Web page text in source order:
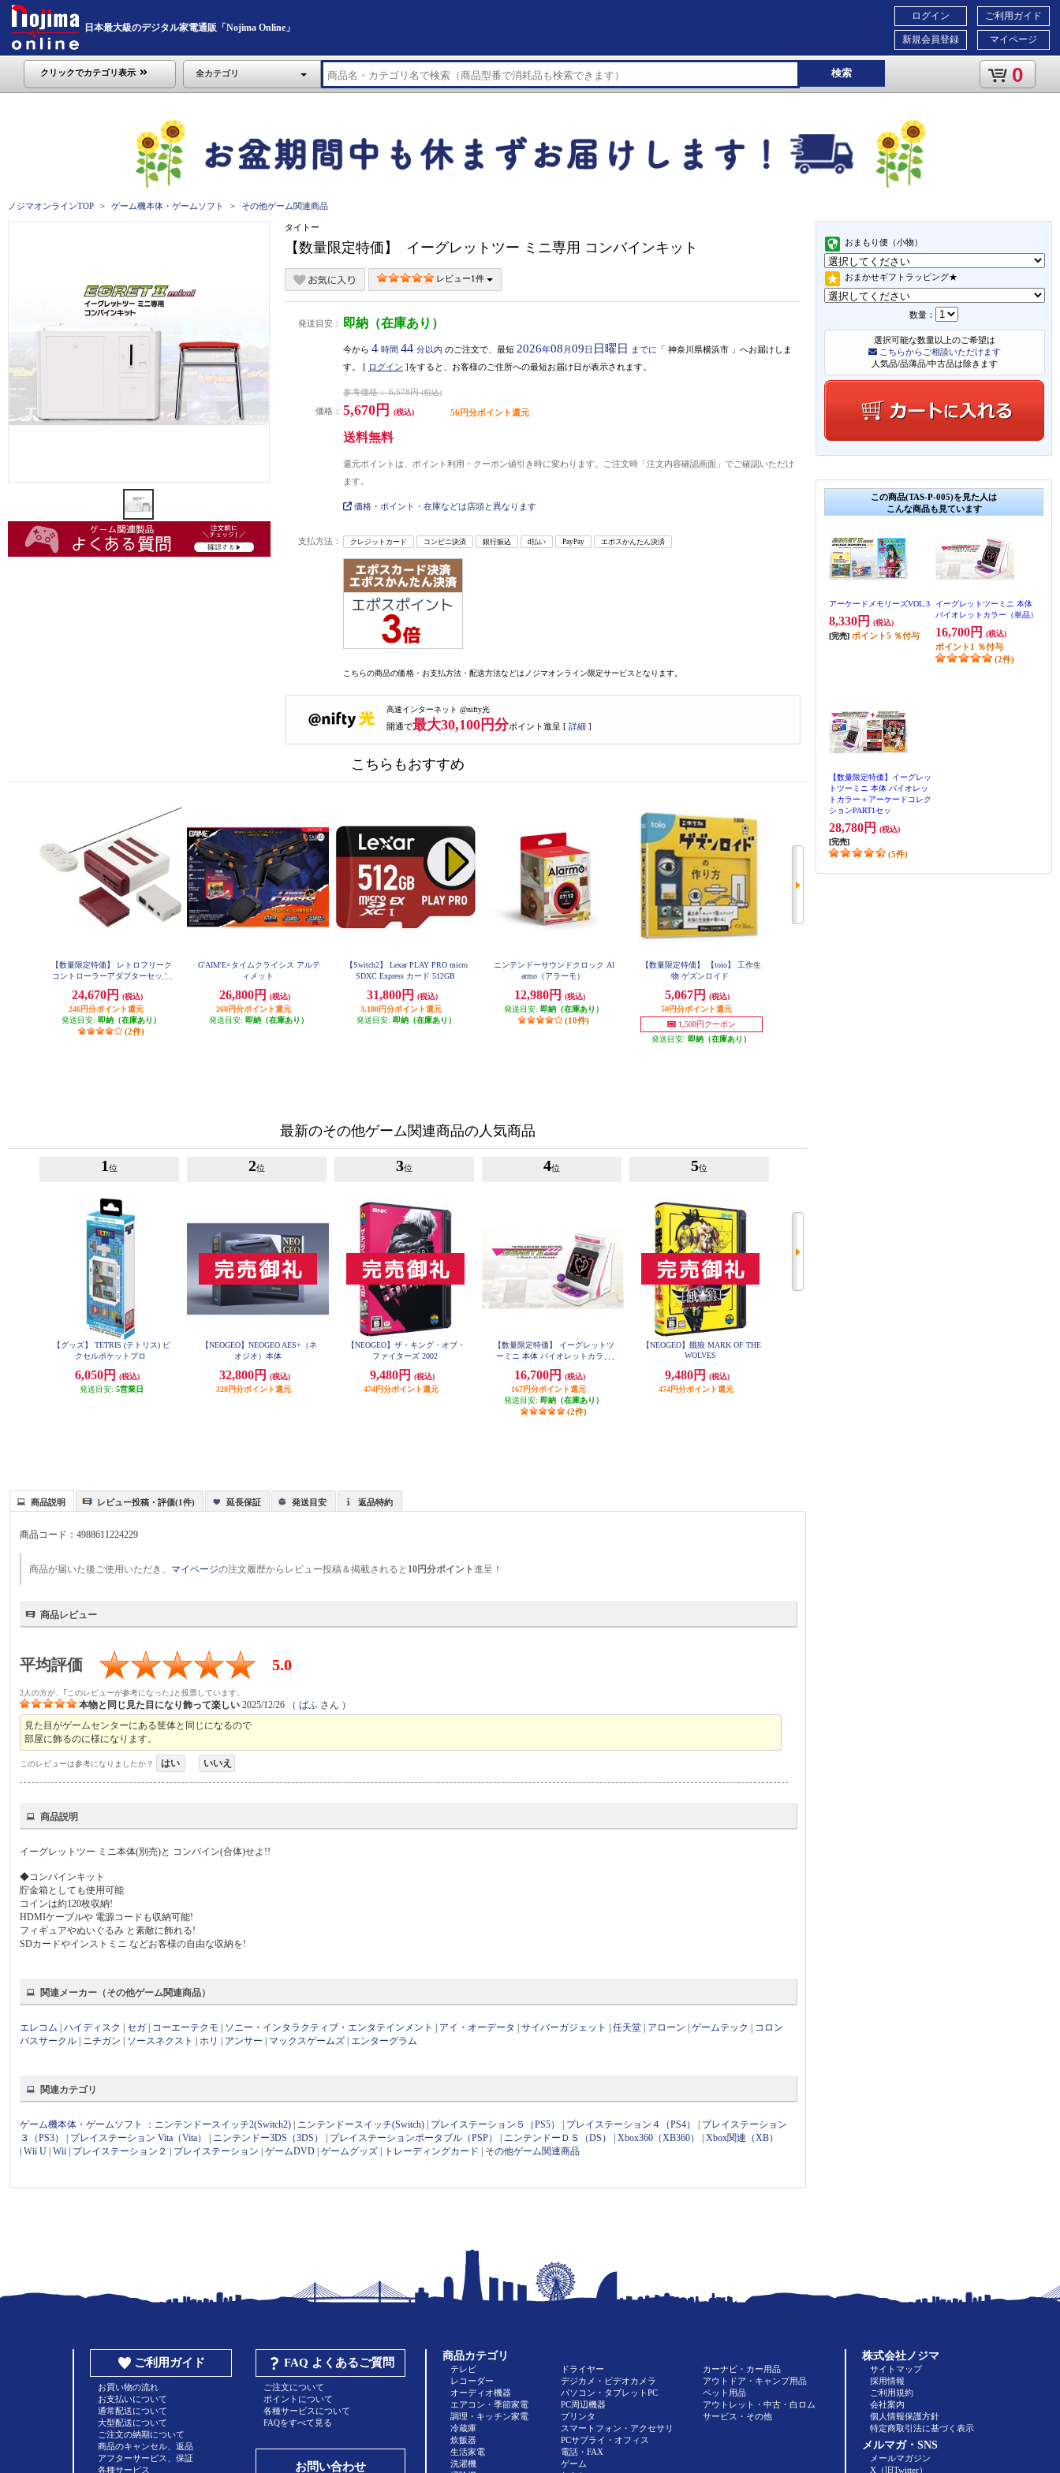
日本最大級のデジタル家電通販「Nojima Online」
ご利用ガイド
マイページ
ログイン
新規会員登録
クリックでカテゴリ表示 全カテゴリ 検索 0
ノジマオンラインTOP ゲーム機本体・ゲームソフト その他ゲーム関連商品
おまもり便（小物）
おまかせギフトラッピング★
数量：
選択可能な数量以上のご希望は
こちらからご相談いただけます
人気品/品薄品/中古品は除きます
この商品(TAS-P-005)を見た人は
こんな商品も見ています
アーケードメモリーズVOL.3
8,330円
(税込)
[完売] ポイント5 ％付与
イーグレットツーミニ 本体
バイオレットカラー（単品）
16,700円 (税込)
ポイント 1 ％付与
(2件)
【数量限定特価】イーグレッ
トツーミニ 本体 バイオレッ
トカラー＋アーケードコレク
ションPART1セッ
28,780円
(税込)
[完売]
(5件)
タイトー
【数量限定特価】 イーグレットツー ミニ専用 コンバインキット
レビュー1件
発送目安： 即納（在庫あり）
今から 4 時間 44 分以内 のご注文で、最短 2026年08 月09日 日曜日 までに 「 神奈川県横浜市 」 へお届けしま
す。 [ ログイン ]をすると、お客様のご住所への最短お届け日が表示されます。
価格：
参考価格： 6,578円(税込)
5,670円 (税込) 56円分ポイント還元
送料無料
還元ポイントは、ポイント利用・クーポン値引き時に変わります。ご注文時「注文内容確認画面」でご確認いただけ
ます。
価格・ポイント・在庫などは店頭と異なります
支払方法： クレジットカード コンビニ決済 銀行振込 d払い PayPay エポスかんたん決済
こちらの商品の価格・お支払方法・配送方法などはノジマオンライン限定サービスとなります。
高速インターネット @nifty光
開通で最大30,100円分ポイント進呈 [ 詳細 ]
こちらもおすすめ
【数量限定特価】 レトロフリーク
コントローラーアダプターセット
24,670円
(税込)
246円分ポイント還元
発送目安: 即納（在庫あり）
(2件)
G'AIM'E×タイムクライシス アルテ
ィメット
26,800円
(税込)
268円分ポイント還元
発送目安: 即納（在庫あり）
【Switch2】 Lexar PLAY PRO micro
SDXC Express カード 512GB
31,800円
(税込)
3,180円分ポイント還元
発送目安: 即納（在庫あり）
ニンテンドーサウンドクロック Al
armo（アラーモ）
12,980円
(税込)
発送目安: 即納（在庫あり）
(10件)
【数量限定特価】 【toio】 工作生
物 ゲズンロイド
5,067円
(税込)
50円分ポイント還元
1,500円クーポン
発送目安: 即納（在庫あり）
最新のその他ゲーム関連商品の人気商品
1 位
【グッズ】 TETRIS (テトリス) ピ
クセルポケットプロ
6,050円
(税込)
発送目安: 5営業日
2位
【NEOGEO】NEOGEO AES+（ネ
オジオ）本体
32,800円
(税込)
328円分ポイント還元
3位
【NEOGEO】ザ・キング・オブ・
ファイターズ 2002
9,480円
(税込)
474円分ポイント還元
4位
【数量限定特価】 イーグレットツ
ーミニ 本体 バイオレットカラー
16,700円
(税込)
167円分ポイント還元
発送目安: 即納（在庫あり）
(2件)
5位
【NEOGEO】餓狼 MARK OF THE
WOLVES
9,480円
(税込)
474円分ポイント還元
商品説明 レビュー投稿・評価(1件) 延長保証 発送目安 返品特約
商品コード：4988611224229
商品が届いた後ご使用いただき、 マイページの注文履歴からレビュー投稿＆掲載されると 10円分ポイント進呈！
商品レビュー
平均評価 5.0
2人の方が、｢このレビューが参考になった｣と投票しています。
本物と同じ見た目になり飾って楽しい 2025/12/26 （ばふ さん ）
見た目がゲームセンターにある筐体と同じになるので
部屋に飾るのに様になります。
このレビューは参考になりましたか？ はい いいえ
商品説明
イーグレットツー ミニ本体(別売)と コンバイン(合体)せよ!!
◆コンバインキット
貯金箱としても使用可能
コインは約120枚収納!
HDMIケーブルや 電源コードも収納可能!
フィギュアやぬいぐるみ と素敵に飾れる!
SDカードやインストミニ などお客様の自由な収納を!
関連メーカー（その他ゲーム関連商品）
エレコム |ハイディスク |セガ コーエーテクモ ソニー・インタラクティブ・エンタテインメント アイ・オーデータ |サイバーガジェット |任天堂 アローン |ゲームテック
コロン
バスサークル
ニチガン ソースネクスト |ホリ アンサー マックスゲームズ エンターグラム
関連カテゴリ
ゲーム機本体・ゲームソフト ： ニンテンドースイッチ2(Switch2) ニンテンドースイッチ(Switch) プレイステーション５（PS5） プレイステーション４（PS4）
プレイステーション
３（PS3）
プレイステーション Vita（Vita） ニンテンドー3DS（3DS） プレイステーションポータブル（PSP） ニンテンドーＤＳ（DS） |Xbox360（XB360） |Xbox関連（XB）
|Wii U |Wii プレイステーション２ プレイステーション |ゲームDVD |ゲームグッズ トレーディングカード その他ゲーム関連商品
ご利用ガイド
お買い物の流れ
お支払いについて
通常配送について
大型配送について
ご注文の納期について
商品のキャンセル、返品
アフターサービス、保証
各種サービス
FAQ よくあるご質問
ご注文について
ポイントについて
各種サービスについて
FAQをすべて見る
お問い合わせ
商品カテゴリ
テレビ
レコーダー
オーディオ機器
エアコン・季節家電
調理・キッチン家電
冷蔵庫
炊飯器
生活家電
洗濯機
ドライヤー
デジカメ・ビデオカメラ
パソコン・タブレットPC
PC周辺機器
プリンタ
スマートフォン・アクセサリ
PCサプライ・オフィス
電話・FAX
ゲーム
カーナビ・カー用品
アウトドア・キャンプ用品
ペット用品
アウトレット・中古・白ロム
サービス・その他
株式会社ノジマ
サイトマップ
採用情報
ご利用規約
会社案内
個人情報保護方針
特定商取引法に基づく表示
メルマガ・SNS
メールマガジン
X（旧Twitter）